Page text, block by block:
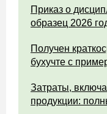
Приказ о
образец 2026
Получен
бухучте с
Затраты,
продукции: